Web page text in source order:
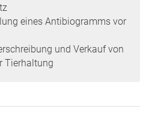
eines Antibiogramms vor
und Verkauf von
Tierhaltung